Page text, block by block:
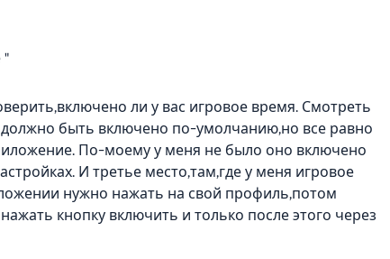
"
ли у вас игровое время. Смотреть
быть включено по-умолчанию,но все равно
По-моему у меня не было оно включено
И третье место,там,где у меня игровое
нужно нажать на свой профиль,потом
кнопку включить и только после этого через